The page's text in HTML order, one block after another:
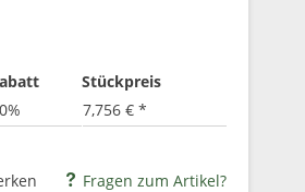
Stückpreis
7,756 € *
Fragen zum Artikel?